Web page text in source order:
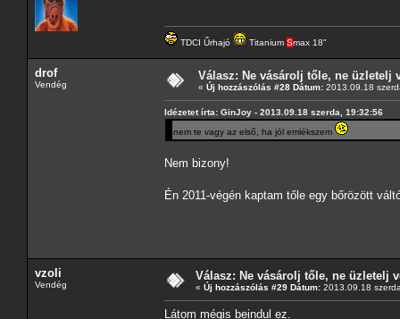
TDCI Űrhajó Titanium Smax 18"
drof
Vendég
Válasz: Ne vásárolj tőle, ne üzletelj
« Új hozzászólás #28 Dátum: 2013.09.18
Idézetet írta: GinJoy - 2013.09.18 szerda, 19:32:56
nem te vagy az első, ha jól emlékszem
Nem bizony!
Én 2011-végén kaptam tőle egy bőrözött
vzoli
Vendég
Válasz: Ne vásárolj tőle, ne üzletelj
« Új hozzászólás #29 Dátum: 2013.09.18
Látom mégis beindul ez.